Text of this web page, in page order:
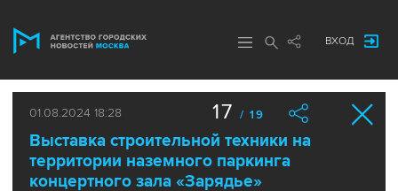
ВХОД
01.08.2024 18:28
Выставка строительной техники на
территории наземного паркинга
концертного зала «Зарядье»
17 / 19